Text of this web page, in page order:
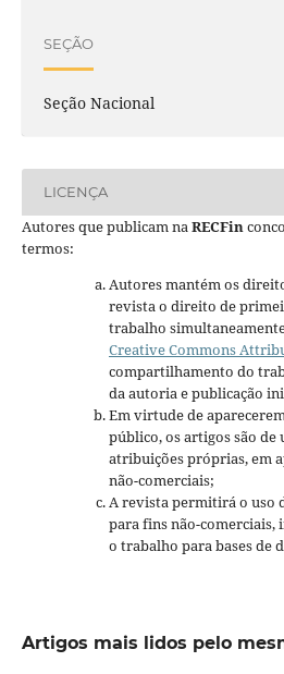
SEÇÃO
Seção Nacional
LICENÇA
Autores que publicam naRECFin
termos:
Autores mantém os
revista o direito de
trabalho
Creative Commons
compartilhamento do
da autoria e publicação
Em virtude de
público, os artigos são de
atribuições próprias, em
não-comerciais;
A revista permitirá o uso
para fins não-
o trabalho para bases de
Artigos mais lidos pelo